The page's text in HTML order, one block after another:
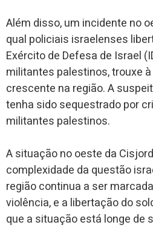
Além disso, um incidente no
qual policiais israelenses
Exército de Defesa de Israel
militantes palestinos, trouxe
crescente na região. A
tenha sido sequestrado por
militantes palestinos.
A situação no oeste da
complexidade da questão
região continua a ser
violência, e a libertação do
que a situação está longe de